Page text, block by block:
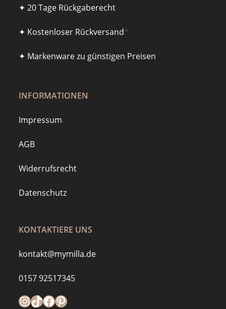
✦ 20 Tage Rückgaberecht
✦ Kostenloser Rückversand*
✦ Markenware zu günstigen Preisen
INFORMATIONEN
Impressum
AGB
Widerrufsrecht
Datenschutz
KONTAKTIERE UNS
kontakt@mymilla.de
0157 92517345
Instagram
https://www.tiktok.com/@mymilla.de
Facebook
Pinterest